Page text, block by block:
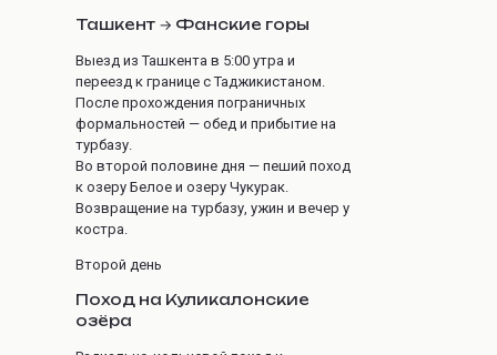
Ташкент → Фанские горы
Выезд из Ташкента в 5:00 утра и
переезд к границе с Таджикистаном.
После прохождения пограничных
формальностей — обед и прибытие на
турбазу.
Во второй половине дня — пеший поход
к озеру Белое и озеру Чукурак.
Возвращение на турбазу, ужин и вечер у
костра.
Второй день
Поход на Куликалонские
озёра